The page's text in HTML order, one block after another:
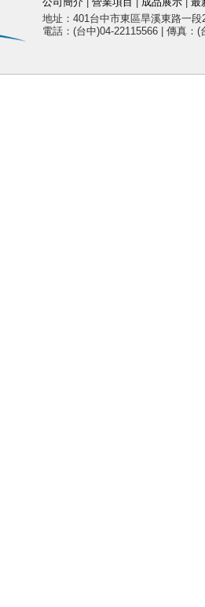
地址：401台中市東區旱溪東路一
電話：(台中)04-22115566 | 傳真：(